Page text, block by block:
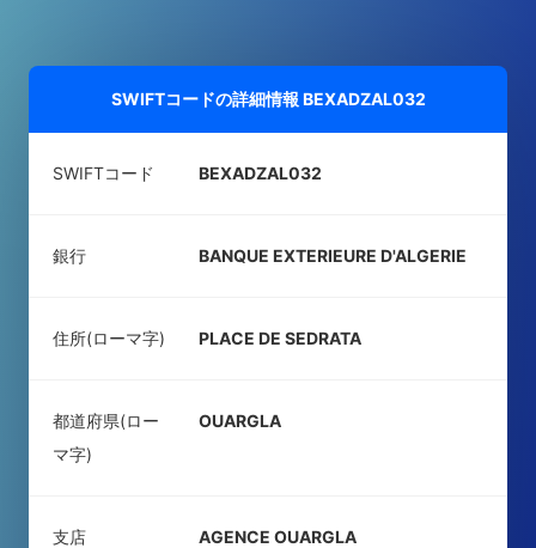
SWIFTコードの詳細情報 BEXADZAL032
SWIFTコード BEXADZAL032
銀行 BANQUE EXTERIEURE D'ALGERIE
住所(ローマ字) PLACE DE SEDRATA
都道府県(ロー
マ字)
OUARGLA
支店 AGENCE OUARGLA